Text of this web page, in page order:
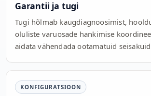
Garantii ja tugi
Tugi hõlmab kaugdiagnoosimist,
oluliste varuosade hankimise
aidata vähendada ootamatuid
KONFIGURATSIOON